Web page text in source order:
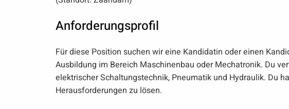
Anforderungsprofil
Für diese Position suchen wir eine Kandidatin oder einen
Ausbildung im Bereich Maschinenbau oder Mechatronik. Du
elektrischer Schaltungstechnik, Pneumatik und Hydraulik. Du
Herausforderungen zu lösen.